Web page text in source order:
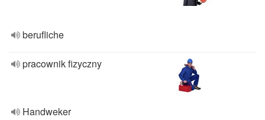
berufliche
pracownik fizyczny
Handweker